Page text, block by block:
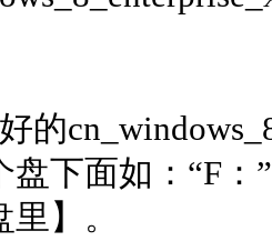
盘下面如：“F
】。